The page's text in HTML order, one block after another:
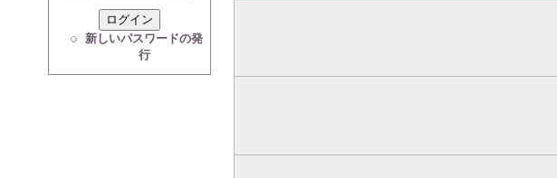
新しいパスワードの発
行